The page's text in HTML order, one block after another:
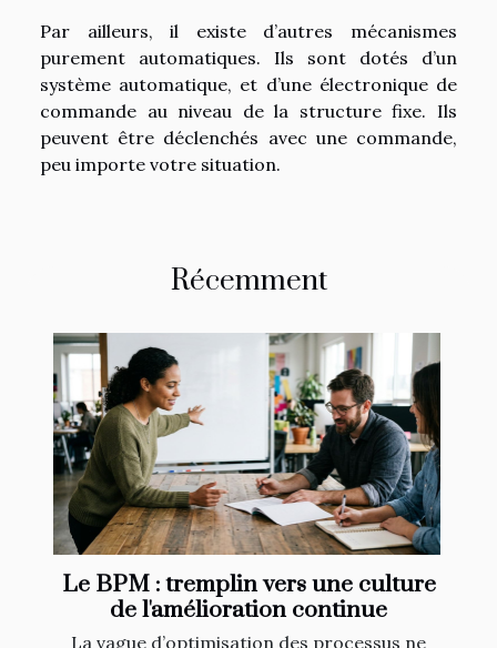
Par ailleurs, il existe d’autres mécanismes
purement automatiques. Ils sont dotés d’un
système automatique, et d’une électronique de
commande au niveau de la structure fixe. Ils
peuvent être déclenchés avec une commande,
peu importe votre situation.
Récemment
Le BPM : tremplin vers une culture
de l'amélioration continue
La vague d’optimisation des processus ne